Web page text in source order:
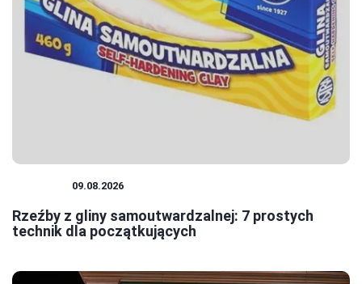
09.08.2026
Rzeźby z gliny samoutwardzalnej: 7 prostych
technik dla początkujących